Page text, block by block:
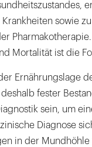
sowie
Mortalität ist die
Ernährungslage
fester
sein, um
Diagnose
in der